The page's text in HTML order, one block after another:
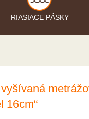
RIASIACE PÁSKY
16cm“